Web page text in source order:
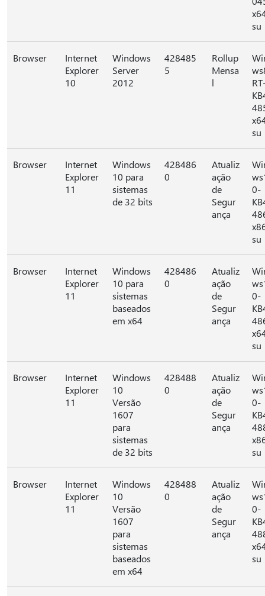
su
Browser
Internet
Explorer
10
Windows
Server
2012
428485
5
Rollup
Mensa
l
su
Browser
Internet
Explorer
11
Windows
10 para
sistemas
de 32 bits
428486
0
Atualiz
ação
de
Segur
ança
0-
su
Browser
Internet
Explorer
11
Windows
10 para
sistemas
baseados
em x64
428486
0
Atualiz
ação
de
Segur
ança
0-
su
Browser
Internet
Explorer
11
Windows
10
Versão
1607
para
sistemas
de 32 bits
428488
0
Atualiz
ação
de
Segur
ança
0-
su
Browser
Internet
Explorer
11
Windows
10
Versão
1607
para
sistemas
baseados
em x64
428488
0
Atualiz
ação
de
Segur
ança
0-
su